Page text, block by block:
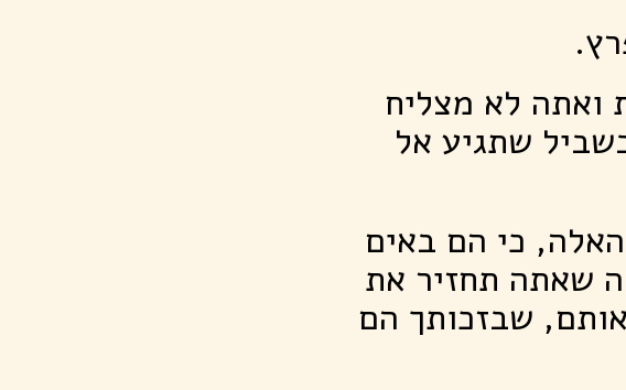
ואתה לא מצליח
שתגיע אל
כי הם באים
שאתה תחזיר את
שבזכותך הם